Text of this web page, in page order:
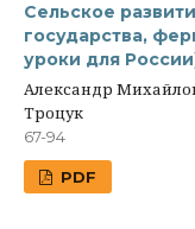
Сельское
государства,
уроки для
Александр
Троцук
67-94
PDF